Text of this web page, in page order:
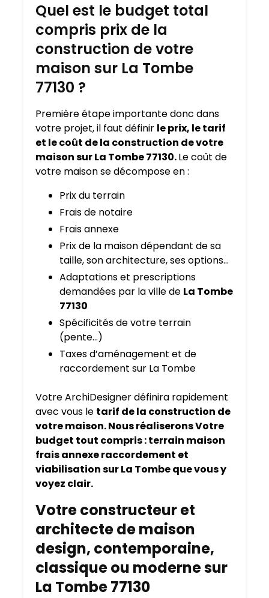
Quel est le budget total
compris prix de la
construction de votre
maison sur La Tombe
77130 ?
Première étape importante donc dans
votre projet, il faut définir le prix, le tarif
et le coût de la construction de votre
maison sur La Tombe 77130.Le coût de
votre maison se décompose en :
Prix du terrain
Frais de notaire
Frais annexe
Prix de la maison dépendant de sa
taille, son architecture, ses options…
Adaptations et prescriptions
demandées par la ville de La Tombe
77130
Spécificités de votre terrain
(pente…)
Taxes d’aménagement et de
raccordement sur La Tombe
Votre ArchiDesigner définira rapidement
avec vous le tarif de la construction de
votre maison. Nous réaliserons Votre
budget tout compris : terrain maison
frais annexe raccordement et
viabilisation sur La Tombe que vous y
voyez clair.
Votre constructeur et
architecte de maison
design, contemporaine,
classique ou moderne sur
La Tombe 77130